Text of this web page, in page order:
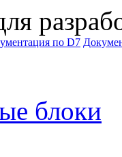
по D7
блоки